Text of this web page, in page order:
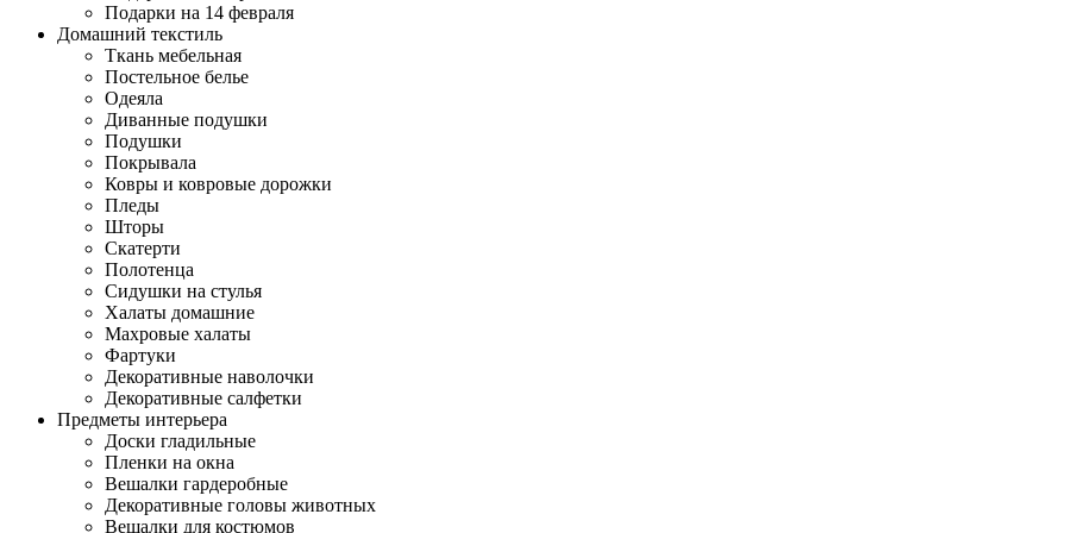
Подарки на 14 февраля
Домашний текстиль
Ткань мебельная
Постельное белье
Одеяла
Диванные подушки
Подушки
Покрывала
Ковры и ковровые дорожки
Пледы
Шторы
Скатерти
Полотенца
Сидушки на стулья
Халаты домашние
Махровые халаты
Фартуки
Декоративные наволочки
Декоративные салфетки
Предметы интерьера
Доски гладильные
Пленки на окна
Вешалки гардеробные
Декоративные головы животных
Вешалки для костюмов